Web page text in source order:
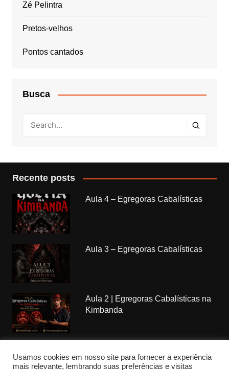
Zé Pelintra
Pretos-velhos
Pontos cantados
Busca
Recente posts
Aula 4 – Egregoras Cabalísticas
Aula 3 – Egregoras Cabalísticas
Aula 2 | Egregoras Cabalísticas na
Kimbanda
Usamos cookies em nosso site para fornecer a experiência
mais relevante, lembrando suas preferências e visitas